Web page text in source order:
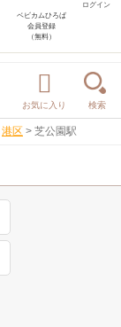
ログイン
ベビカムひろば
会員登録
（無料）
お気に入り 検索
港区 > 芝公園駅